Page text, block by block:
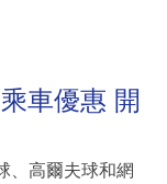
車優惠 開
、高爾夫球和網